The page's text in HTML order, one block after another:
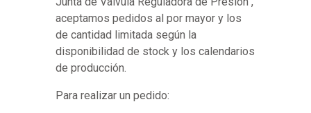
aceptamos pedidos al por mayor y los
de cantidad limitada según la
disponibilidad de stock y los calendarios
de producción.
Para realizar un pedido: